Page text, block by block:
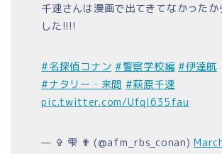
千速さんは漫画で出てきてなかったか
した!!!!
#名探偵コナン #警察学校編 #伊達航
#ナタリー・来間 #萩原千速
pic.twitter.com/Ufql635fau
— ✞ 雫 ✟ (@afm_rbs_conan)